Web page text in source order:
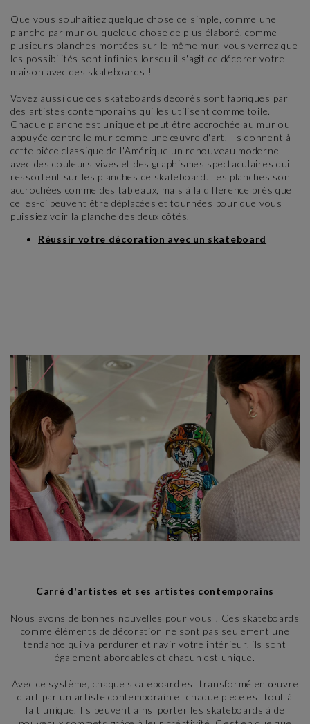
Que vous souhaitiez quelque chose de simple, comme une
planche par mur ou quelque chose de plus élaboré, comme
plusieurs planches montées sur le même mur, vous verrez que
les possibilités sont infinies lorsqu'il s'agit de décorer votre
maison avec des skateboards !
Voyez aussi que ces skateboards décorés sont fabriqués par
des artistes contemporains qui les utilisent comme toile.
Chaque planche est unique et peut être accrochée au mur ou
appuyée contre le mur comme une œuvre d'art. Ils donnent à
cette pièce classique de l'Amérique un renouveau moderne
avec des couleurs vives et des graphismes spectaculaires qui
ressortent sur les planches de skateboard. Les planches sont
accrochées comme des tableaux, mais à la différence près que
celles-ci peuvent être déplacées et tournées pour que vous
puissiez voir la planche des deux côtés.
Réussir votre décoration avec un skateboard
Carré d'artistes et ses artistes contemporains
Nous avons de bonnes nouvelles pour vous ! Ces skateboards
comme éléments de décoration ne sont pas seulement une
tendance qui va perdurer et ravir votre intérieur, ils sont
également abordables et chacun est unique.
Avec ce système, chaque skateboard est transformé en œuvre
d'art par un artiste contemporain et chaque pièce est tout à
fait unique. Ils peuvent ainsi porter les skateboards à de